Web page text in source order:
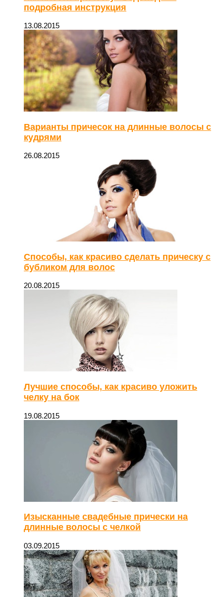
подробная инструкция
13.08.2015
Варианты причесок на длинные волосы с
кудрями
26.08.2015
Способы, как красиво сделать прическу с
бубликом для волос
20.08.2015
Лучшие способы, как красиво уложить
челку на бок
19.08.2015
Изысканные свадебные прически на
длинные волосы с челкой
03.09.2015